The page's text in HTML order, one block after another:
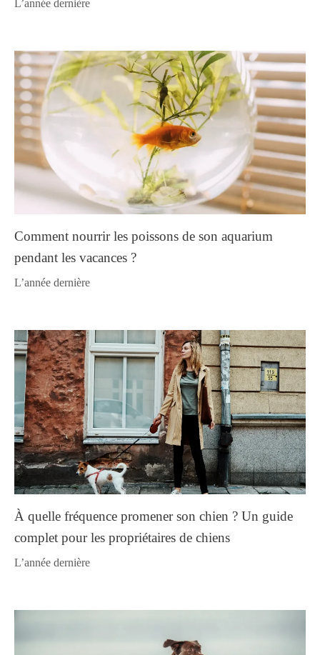
l’année dernière
Comment nourrir les poissons de son aquarium
pendant les vacances ?
l’année dernière
À quelle fréquence promener son chien ? Un guide
complet pour les propriétaires de chiens
l’année dernière